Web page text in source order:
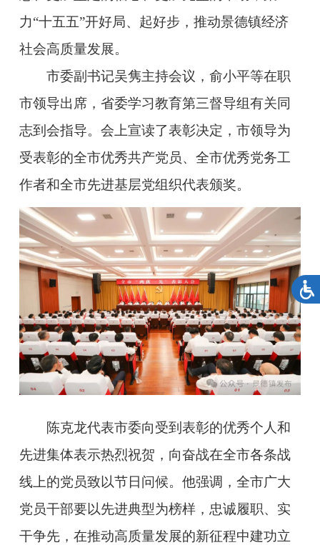
力“十五五”开好局、起好步，推动景德镇经济
社会高质量发展。
市委副书记吴隽主持会议，俞小平等在职
市领导出席，省委学习教育第三督导组有关同
志到会指导。会上宣读了表彰决定，市领导为
受表彰的全市优秀共产党员、全市优秀党务工
作者和全市先进基层党组织代表颁奖。
陈克龙代表市委向受到表彰的优秀个人和
先进集体表示热烈祝贺，向奋战在全市各条战
线上的党员致以节日问候。他强调，全市广大
党员干部要以先进典型为榜样，忠诚履职、实
干争先，在推动高质量发展的新征程中建功立